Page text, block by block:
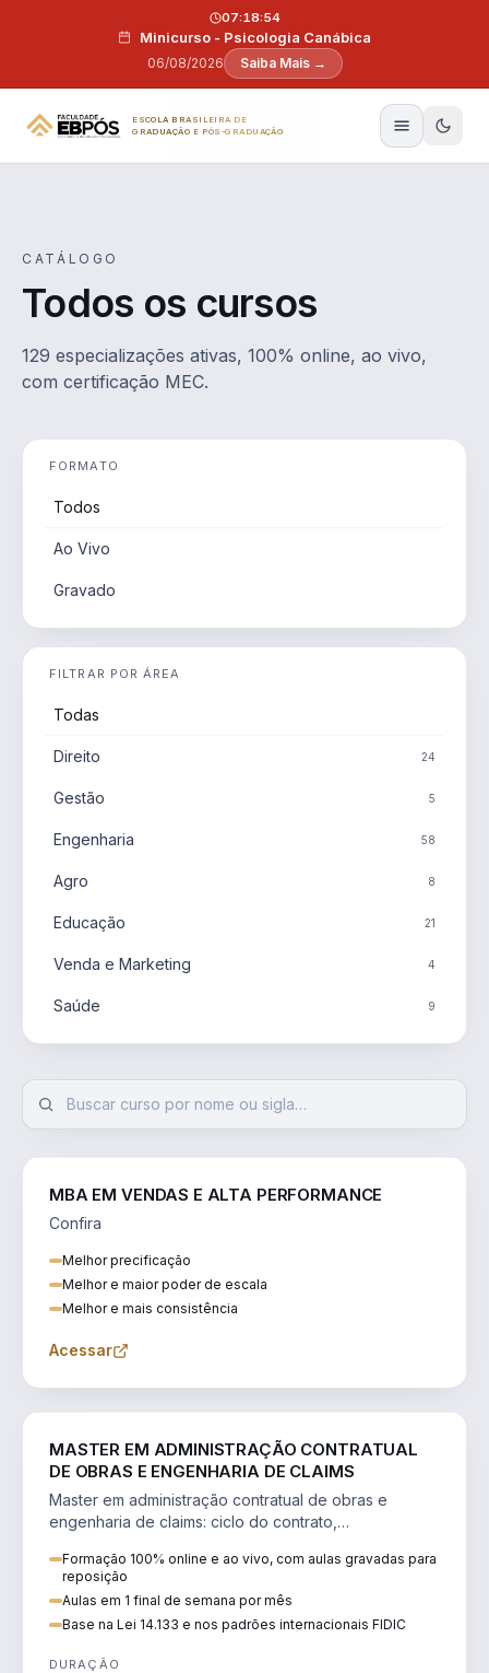
Minicurso - Psicologia Canábica
06/08/2026
07:18:53
Saiba Mais →
ESCOLA BRASILEIRA DE
GRADUAÇÃO E PÓS-GRADUAÇÃO
CATÁLOGO
Todos os cursos
129 especializações ativas, 100% online, ao vivo,
com certificação MEC.
FORMATO
Todos
Ao Vivo
Gravado
FILTRAR POR ÁREA
Todas
Direito 24
Gestão 5
Engenharia 58
Agro 8
Educação 21
Venda e Marketing 4
Saúde 9
MBA EM VENDAS E ALTA PERFORMANCE
Confira
Melhor precificação
Melhor e maior poder de escala
Melhor e mais consistência
Acessar
MASTER EM ADMINISTRAÇÃO CONTRATUAL
DE OBRAS E ENGENHARIA DE CLAIMS
Master em administração contratual de obras e
engenharia de claims: ciclo do contrato,
Formação 100% online e ao vivo, com aulas gravadas para
reposição
Aulas em 1 final de semana por mês
Base na Lei 14.133 e nos padrões internacionais FIDIC
DURAÇÃO